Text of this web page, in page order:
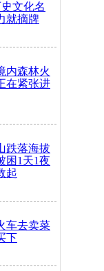
文化名
就摘牌
内森林火
在紧张进
跌落海拔
困1天1夜
起
车去卖菜
下